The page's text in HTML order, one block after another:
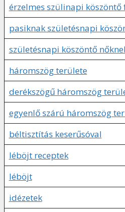
érzelmes szülinapi köszöntő
pasiknak születésnapi
születésnapi köszöntő
háromszög területe
derékszögű háromszög
egyenlő szárú háromszög
béltisztítás keserűsóval
léböjt receptek
léböjt
idézetek